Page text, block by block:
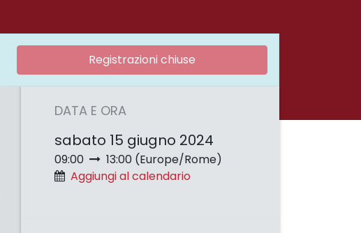
Registrazioni chiuse
DATA E ORA
sabato 15 giugno 2024
09:00 13:00 (Europe/Rome)
Aggiungi al calendario